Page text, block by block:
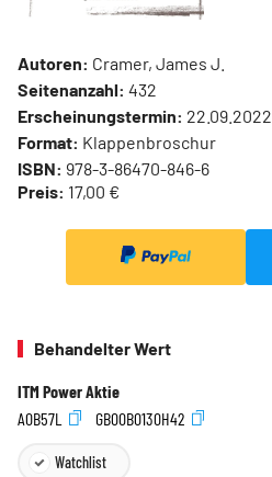
Autoren: Cramer, James J.
Seitenanzahl: 432
Erscheinungstermin: 22.09.2022
Format: Klappenbroschur
ISBN: 978-3-86470-846-6
Preis: 17,00 €
Behandelter Wert
ITM Power Aktie
A0B57L
GB00B0130H42
Watchlist